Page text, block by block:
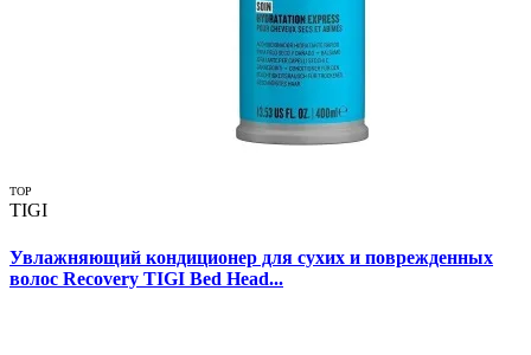
TOP
TIGI
Увлажняющий кондиционер для сухих и поврежденных
волос Recovery TIGI Bed Head...